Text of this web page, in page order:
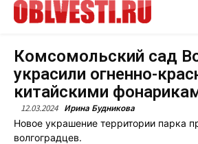
Комсомольский сад
украсили огненно-
китайскими
12.03.2024 Ирина Будникова
Новое украшение территории парка
волгоградцев.